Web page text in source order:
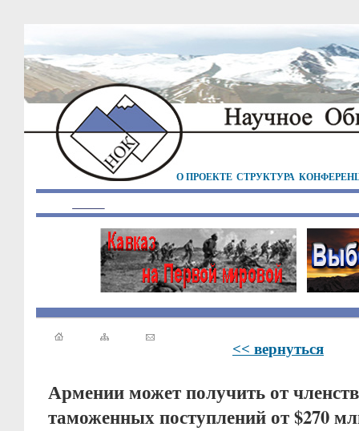
О ПРОЕКТЕ СТРУКТУРА
<< вернуться
Армении может получить от
таможенных поступлений от $270